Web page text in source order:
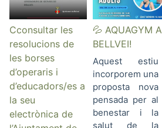
Cconsultar les
resolucions de
les borses
d’operaris i
d’educadors/es a
la seu
electrònica de
💦 AQUAGYM A
BELLVEI!
Aquest estiu
incorporem una
proposta nova
pensada per al
benestar i la
salut de la